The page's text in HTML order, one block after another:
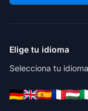
Elige tu idioma
Selecciona tu